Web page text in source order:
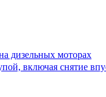
дизельных моторах
включая снятие